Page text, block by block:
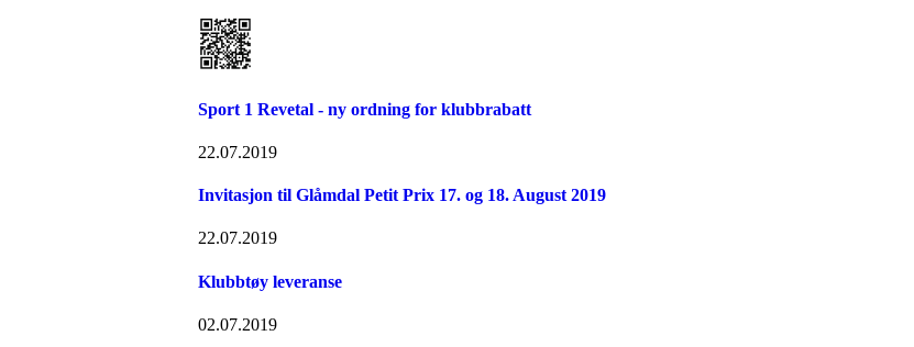
Sport 1 Revetal - ny ordning for klubbrabatt
22.07.2019
Invitasjon til Glåmdal Petit Prix 17. og 18. August 2019
22.07.2019
Klubbtøy leveranse
02.07.2019